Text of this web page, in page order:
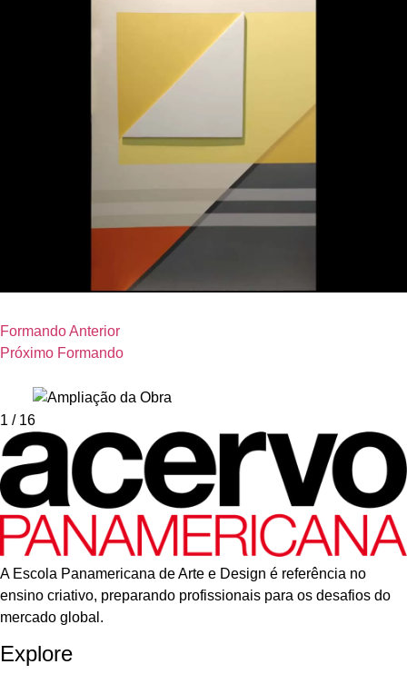
Formando Anterior
Próximo Formando
1 / 16
A Escola Panamericana de Arte e Design é referência no
ensino criativo, preparando profissionais para os desafios do
mercado global.
Explore